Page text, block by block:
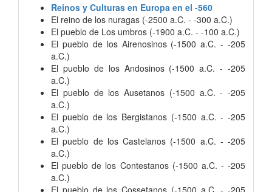
Reinos y Culturas en Europa en el -560
El reino de los nuragas (-2500 a.C. - -300 a.C.)
El pueblo de Los umbros (-1900 a.C. - -100 a.C.)
El pueblo de los Airenosinos (-1500 a.C. - -205
a.C.)
El pueblo de los Andosinos (-1500 a.C. - -205
a.C.)
El pueblo de los Ausetanos (-1500 a.C. - -205
a.C.)
El pueblo de los Bergistanos (-1500 a.C. - -205
a.C.)
El pueblo de los Castelanos (-1500 a.C. - -205
a.C.)
El pueblo de los Contestanos (-1500 a.C. - -205
a.C.)
El pueblo de los Cossetanos (-1500 a.C. - -205